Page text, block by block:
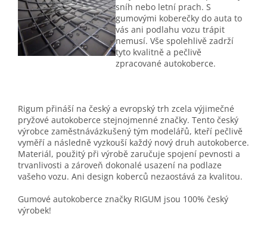
sníh nebo letní prach. S
gumovými koberečky do auta to
vás ani podlahu vozu trápit
nemusí. Vše spolehlivě zadrží
tyto kvalitně a pečlivě
zpracované autokoberce.
Rigum přináší na český a evropský trh zcela výjimečné
pryžové autokoberce stejnojmenné značky. Tento český
výrobce zaměstnávázkušený tým modelářů, kteří pečlivě
vyměří a následně vyzkouší každý nový druh autokoberce.
Materiál, použitý při výrobě zaručuje spojení pevnosti a
trvanlivosti a zároveň dokonalé usazení na podlaze
vašeho vozu. Ani design koberců nezaostává za kvalitou.
Gumové autokoberce značky RIGUM jsou 100% český
výrobek!